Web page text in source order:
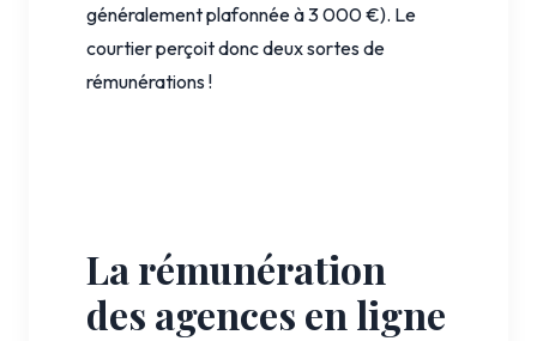
généralement plafonnée à 3 000 €). Le
courtier perçoit donc deux sortes de
rémunérations !
La rémunération
des agences en ligne